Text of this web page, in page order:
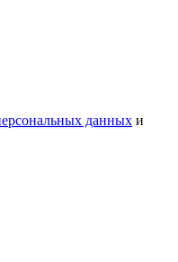
данных и